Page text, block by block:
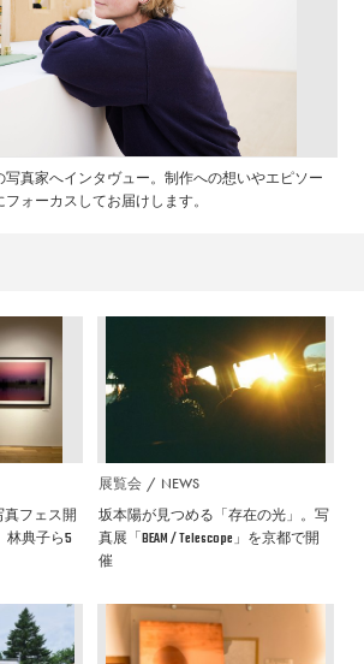
真家へインタヴュー。制作への想いやエピソー
ォーカスしてお届けします。
真フェス開
林典子ら5
展覧会 NEWS
坂本陽が見つめる「存在の光」。写
真展「BEAM / Telescope」を京都で開
催